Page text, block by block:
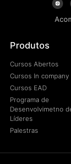
Produtos
Cursos Abertos
Cursos In company
Cursos EAD
Programa de
Desenvolvimetno
Líderes
Palestras